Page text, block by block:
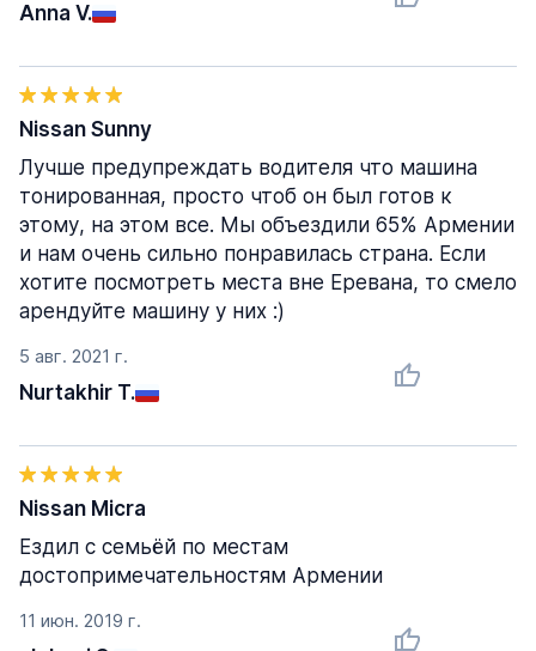
Anna V.
5 авг. 2021 г.
Nurtakhir T.
Nissan Sunny
Лучше предупреждать водителя что машина
тонированная, просто чтоб он был готов к
этому, на этом все. Мы объездили 65% Армении
и нам очень сильно понравилась страна. Если
хотите посмотреть места вне Еревана, то смело
арендуйте машину у них :)
11 июн. 2019 г.
Nissan Micra
Ездил с семьёй по местам
достопримечательностям Армении